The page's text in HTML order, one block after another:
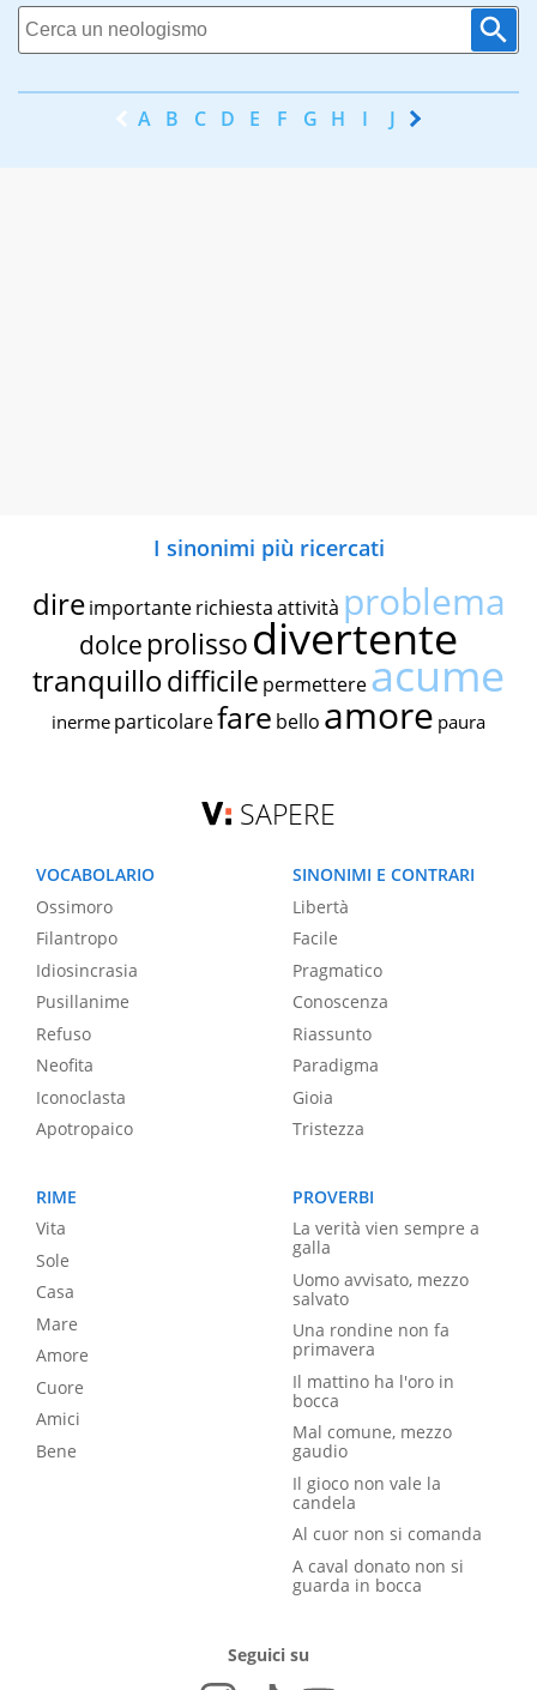
A B C D E F G H I J K
I sinonimi più ricercati
dire importante richiestaattività problema
dolce prolissodivertente
tranquillodifficile permettereacume
inerme particolarefare bello amore paura
SAPERE
VOCABOLARIO
Ossimoro
Filantropo
Idiosincrasia
Pusillanime
Refuso
Neofita
Iconoclasta
Apotropaico
SINONIMI E CONTRARI
Libertà
Facile
Pragmatico
Conoscenza
Riassunto
Paradigma
Gioia
Tristezza
RIME
Vita
Sole
Casa
Mare
Amore
Cuore
Amici
Bene
PROVERBI
La verità vien sempre a
galla
Uomo avvisato, mezzo
salvato
Una rondine non fa
primavera
Il mattino ha l'oro in
bocca
Mal comune, mezzo
gaudio
Il gioco non vale la
candela
Al cuor non si comanda
A caval donato non si
guarda in bocca
Seguici su